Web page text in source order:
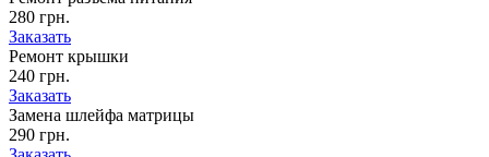
280 грн.
Заказать
Ремонт крышки
240 грн.
Заказать
Замена шлейфа матрицы
290 грн.